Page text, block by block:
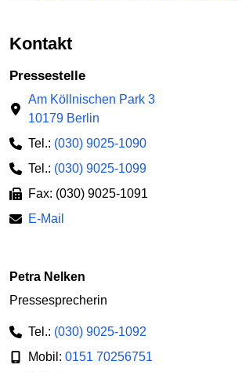
Kontakt
Pressestelle
Am Köllnischen Park 3
10179 Berlin
Tel.: (030) 9025-1090
Tel.: (030) 9025-1099
Fax: (030) 9025-1091
E-Mail
Petra Nelken
Pressesprecherin
Tel.: (030) 9025-1092
Mobil: 0151 70256751